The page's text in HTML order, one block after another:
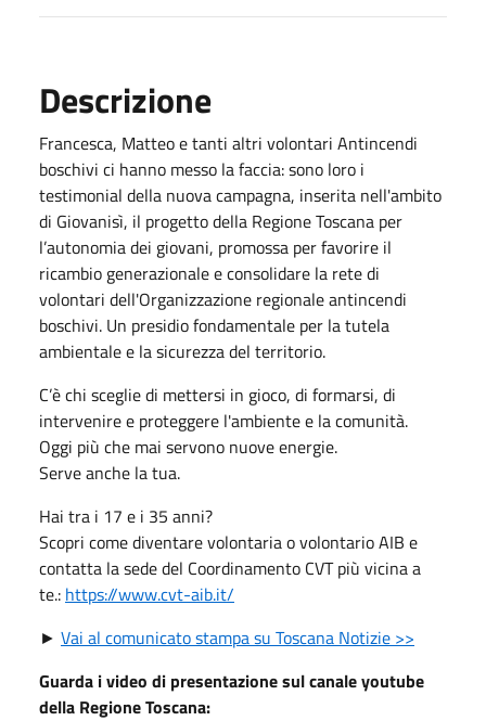
Descrizione
Francesca, Matteo e tanti altri volontari Antincendi
boschivi ci hanno messo la faccia: sono loro i
testimonial della nuova campagna, inserita nell'ambito
di Giovanisì, il progetto della Regione Toscana per
l’autonomia dei giovani, promossa per favorire il
ricambio generazionale e consolidare la rete di
volontari dell'Organizzazione regionale antincendi
boschivi. Un presidio fondamentale per la tutela
ambientale e la sicurezza del territorio.
C’è chi sceglie di mettersi in gioco, di formarsi, di
intervenire e proteggere l'ambiente e la comunità.
Oggi più che mai servono nuove energie.
Serve anche la tua.
Hai tra i 17 e i 35 anni?
Scopri come diventare volontaria o volontario AIB e
contatta la sede del Coordinamento CVT più vicina a
te.: https://www.cvt-aib.it/
► Vai al comunicato stampa su Toscana Notizie >>
Guarda i video di presentazione sul canale youtube
della Regione Toscana: